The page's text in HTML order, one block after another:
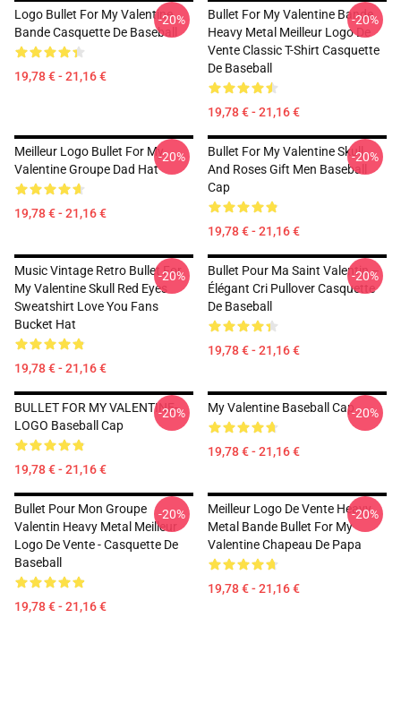
Logo Bullet For My Valentine
Bande Casquette De Baseball
19,78 € - 21,16 €
-20%
Bullet For My Valentine Bande
Heavy Metal Meilleur Logo De
Vente Classic T-Shirt Casquette
De Baseball
19,78 € - 21,16 €
-20%
Meilleur Logo Bullet For My
Valentine Groupe Dad Hat
19,78 € - 21,16 €
-20%
Bullet For My Valentine Skull
And Roses Gift Men Baseball
Cap
19,78 € - 21,16 €
-20%
Music Vintage Retro Bullet For
My Valentine Skull Red Eyes
Sweatshirt Love You Fans
Bucket Hat
19,78 € - 21,16 €
-20%
Bullet Pour Ma Saint Valentin –
Élégant Cri Pullover Casquette
De Baseball
19,78 € - 21,16 €
-20%
BULLET FOR MY VALENTINE-
LOGO Baseball Cap
19,78 € - 21,16 €
-20% My Valentine Baseball Cap
19,78 € - 21,16 €
-20%
Bullet Pour Mon Groupe
Valentin Heavy Metal Meilleur
Logo De Vente - Casquette De
Baseball
19,78 € - 21,16 €
-20%
Meilleur Logo De Vente Heavy
Metal Bande Bullet For My
Valentine Chapeau De Papa
19,78 € - 21,16 €
-20%